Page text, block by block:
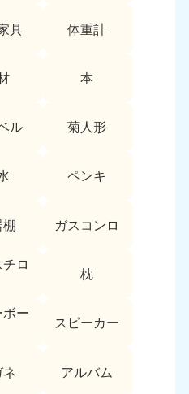
具 体重計
本
ル 菊人形
ペンキ
棚 ガスコンロ
ロ
枕
ボー
スピーカー
ネ アルバム
長野県
050-1881-5261
9:00〜19:00 年中無休
山梨県
近畿
9:00〜19:00 年中無休